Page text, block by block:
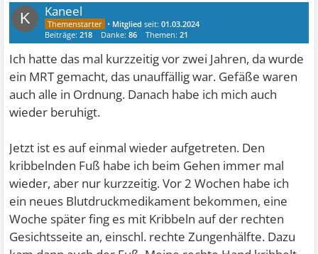
K Kaneel
• Mitglied seit:01.03.2024
Beiträge:218 Danke:86 Themen:21
Ich hatte das mal kurzzeitig vor zwei Jahren, da wurde
ein MRT gemacht, das unauffällig war. Gefäße waren
auch alle in Ordnung. Danach habe ich mich auch
wieder beruhigt.
Jetzt ist es auf einmal wieder aufgetreten. Den
kribbelnden Fuß habe ich beim Gehen immer mal
wieder, aber nur kurzzeitig. Vor 2 Wochen habe ich
ein neues Blutdruckmedikament bekommen, eine
Woche später fing es mit Kribbeln auf der rechten
Gesichtsseite an, einschl. rechte Zungenhälfte. Dazu